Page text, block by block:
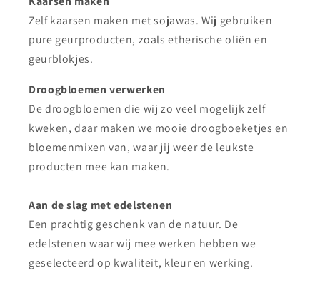
Zelf kaarsen maken met sojawas. Wij gebruiken
pure geurproducten, zoals etherische oliën en
geurblokjes.
Droogbloemen verwerken
De droogbloemen die wij zo veel mogelijk zelf
kweken, daar maken we mooie droogboeketjes en
bloemenmixen van, waar jij weer de leukste
producten mee kan maken.
Aan de slag met edelstenen
Een prachtig geschenk van de natuur. De
edelstenen waar wij mee werken hebben we
geselecteerd op kwaliteit, kleur en werking.